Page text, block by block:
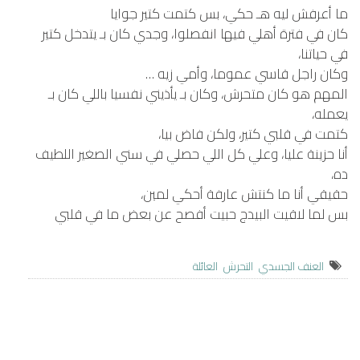
ما أعرفش ليه هـ حكي، بس كتمت كتير جوايا
كان في فترة أهلي فيها انفصلوا، وجدي كان بـ يتدخل كتير
في حياتنا،
وكان راجل قاسي عموما، وأمي زيه …
المهم هو كان متحرش، وكان بـ يأذيني نفسيا باللي كان بـ
يعمله،
كتمت في قلبي كتير، ولكن فاض بيا،
أنا حزينة عليا، وعلي كل اللي حصلي في سني الصغير اللطيف
ده،
حقيقي أنا ما كنتش عارفة أحكي لمين،
بس لما لاقيت البيدج حبيت أفصح عن بعض ما في قلبي
العنف الجسدي التحرش العائلة